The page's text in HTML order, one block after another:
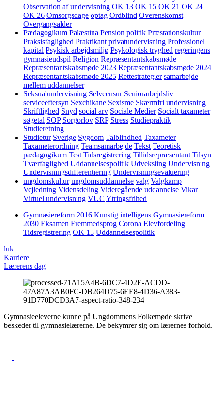
Observation af undervisning OK 13 OK 15 OK 21 OK 24
OK 26 Omsorgsdage optag Ordblind Overenskomst
Overgangsalder
Pædagogikum Palæstina Pension politik Præstationskultur
Praksisfaglighed Praktikant privatundervisning Professionel
kapital Psykisk arbejdsmiljø Psykologisk tryghed regeringens
gymnasieudspil Religion Repræsentantskabsmøde
Repræsentantskabsmøde 2023 Repræsentantskabsmøde 2024
Repræsentantskabsmøde 2025 Rettestrategier samarbejde
mellem uddannelser
Seksualundervisning Selvcensur Seniorarbejdsliv
serviceeftersyn Sexchikane Sexisme Skærmfri undervisning
Skriftlighed Snyd social arv Sociale Medier Socialt taxameter
søgetal SOP Sorgorlov SRP Stress Studiepraktik
Studieretning
Studietur Sverige Sygdom Talblindhed Taxameter
Taxameterordning Teamsamarbejde Tekst Teoretisk
pædagogikum Test Tidsregistrering Tillidsrepræsentant Tilsyn
Tværfaglighed Uddannelsespolitik Udveksling Undervisning
Undervisningsdifferentiering Undervisningsevaluering
ungdomskultur ungdomsuddannelse valg Valgkamp
Vejledning Vidensdeling Videregående uddannelse Vikar
Virtuel undervisning VUC Ytringsfrihed
Gymnasiereform 2016 Kunstig intelligens Gymnasiereform
2030 Eksamen Fremmedsprog Corona Elevfordeling
Tidsregistrering OK 13 Uddannelsespolitik
luk
Karriere
Lærerens dag
Gymnasieeleverne kunne på Ungdommens Folkemøde skrive
beskeder til gymnasielærerne. De bekymrer sig om lærernes forhold.